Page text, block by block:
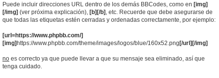
Puede incluir direcciones URL dentro de los demás BBCodes, como en [img]
[/img] (ver próxima explicación), [b][/b] , etc. Recuerde que debe asegurarse de
que todas las etiquetas estén cerradas y ordenadas correctamente, por ejemplo:
[url=https://www.phpbb.com/]
[img] https://www.phpbb.com/theme/images/logos/blue/160x52.png [/url][/img]
no es correcto ya que puede llevar a que su mensaje sea eliminado, así que
tenga cuidado.